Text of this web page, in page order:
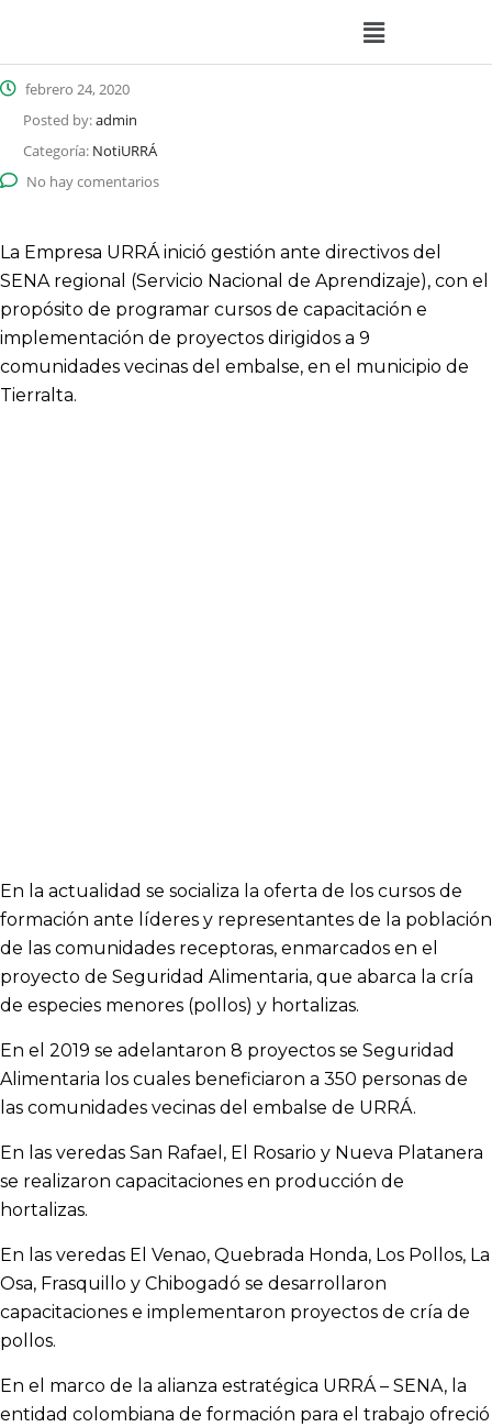
febrero 24, 2020
Posted by:admin
Categoría: NotiURRÁ
No hay comentarios
La Empresa URRÁ inició gestión ante directivos del
SENA regional (Servicio Nacional de Aprendizaje), con el
propósito de programar cursos de capacitación e
implementación de proyectos dirigidos a 9
comunidades vecinas del embalse, en el municipio de
Tierralta.
En la actualidad se socializa la oferta de los cursos de
formación ante líderes y representantes de la población
de las comunidades receptoras, enmarcados en el
proyecto de Seguridad Alimentaria, que abarca la cría
de especies menores (pollos) y hortalizas.
En el 2019 se adelantaron 8 proyectos se Seguridad
Alimentaria los cuales beneficiaron a 350 personas de
las comunidades vecinas del embalse de URRÁ.
En las veredas San Rafael, El Rosario y Nueva Platanera
se realizaron capacitaciones en producción de
hortalizas.
En las veredas El Venao, Quebrada Honda, Los Pollos, La
Osa, Frasquillo y Chibogadó se desarrollaron
capacitaciones e implementaron proyectos de cría de
pollos.
En el marco de la alianza estratégica URRÁ – SENA, la
entidad colombiana de formación para el trabajo ofreció